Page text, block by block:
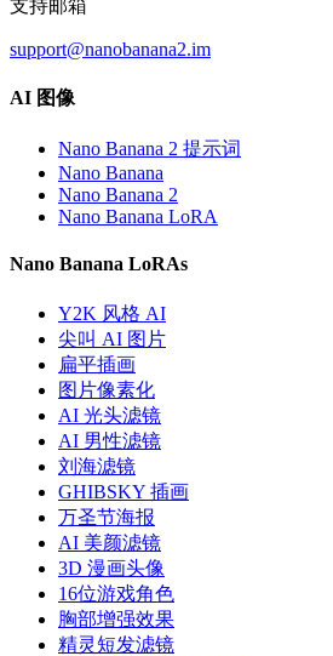
支持邮箱
support@nanobanana2.im
AI 图像
Nano Banana 2 提示词
Nano Banana
Nano Banana 2
Nano Banana LoRA
Nano Banana LoRAs
Y2K 风格 AI
尖叫 AI 图片
扁平插画
图片像素化
AI 光头滤镜
AI 男性滤镜
刘海滤镜
GHIBSKY 插画
万圣节海报
AI 美颜滤镜
3D 漫画头像
16位游戏角色
胸部增强效果
精灵短发滤镜